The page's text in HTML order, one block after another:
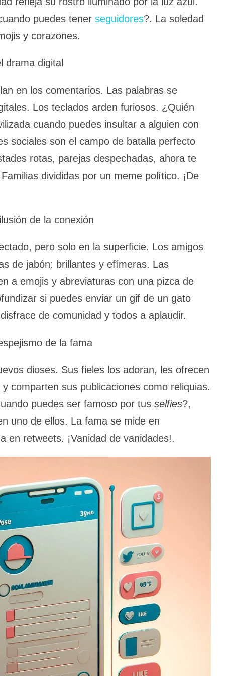
puedes tener seguidores?. La soledad
y corazones.
drama digital
en los comentarios. Las palabras se
Los teclados arden furiosos. ¿Quién
cuando puedes insultar a alguien con
sociales son el campo de batalla perfecto
rotas, parejas despechadas, ahora te
divididas por un meme político. ¡De
de la conexión
pero solo en la superficie. Los amigos
de jabón: brillantes y efímeras. Las
a emojis y abreviaturas con una pizca de
si puedes enviar un gif de un gato
de comunidad y todos a aplaudir.
de la fama
dioses. Sus fieles los adoran, les ofrecen
comparten sus publicaciones como reliquias.
puedes ser famoso por tus selfies?,
uno de ellos. La fama se mide en
en retweets. ¡Vanidad de vanidades!.